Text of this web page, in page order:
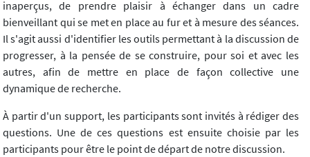
inaperçus, de prendre plaisir à échanger dans un cadre
bienveillant qui se met en place au fur et à mesure des séances.
Il s'agit aussi d'identifier les outils permettant à la discussion de
progresser, à la pensée de se construire, pour soi et avec les
autres, afin de mettre en place de façon collective une
dynamique de recherche.
À partir d'un support, les participants sont invités à rédiger des
questions. Une de ces questions est ensuite choisie par les
participants pour être le point de départ de notre discussion.